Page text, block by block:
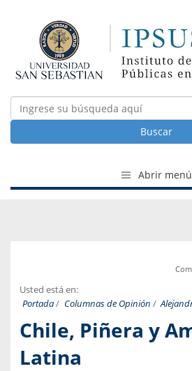
Buscar
Abrir menú
Usted está en:
Portada/ Columnas de Opinión /
Chile, Piñera y
Latina